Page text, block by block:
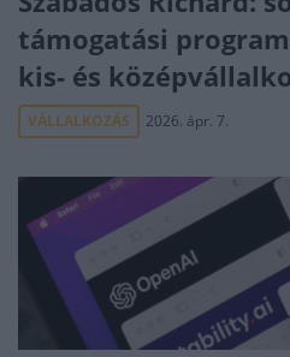
támogatási
kis- és
VÁLLALKOZÁS 2026. ápr. 7.